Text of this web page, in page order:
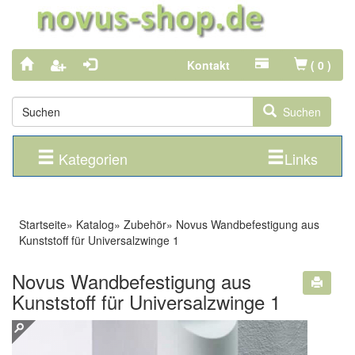
Kontakt ( 0 )
Suchen
Kategorien Links
Startseite» Katalog» Zubehör» Novus Wandbefestigung aus
Kunststoff für Universalzwinge 1
Novus Wandbefestigung aus
Kunststoff für Universalzwinge 1